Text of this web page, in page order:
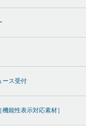
ース受付
能性表示対応素材］